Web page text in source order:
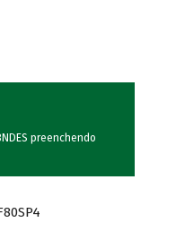
preenchendo